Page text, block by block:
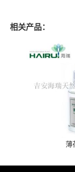
相关产品：
薄